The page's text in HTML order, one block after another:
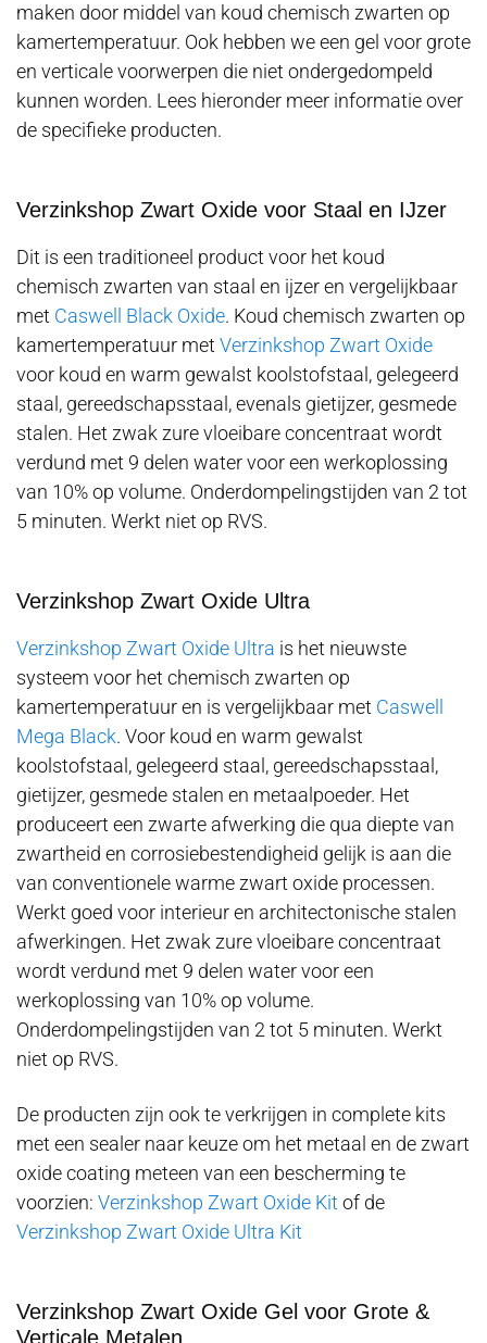
maken door middel van koud chemisch zwarten op
kamertemperatuur. Ook hebben we een gel voor grote
en verticale voorwerpen die niet ondergedompeld
kunnen worden. Lees hieronder meer informatie over
de specifieke producten.
Verzinkshop Zwart Oxide voor Staal en IJzer
Dit is een traditioneel product voor het koud
chemisch zwarten van staal en ijzer en vergelijkbaar
met Caswell Black Oxide. Koud chemisch zwarten op
kamertemperatuur met Verzinkshop Zwart Oxide
voor koud en warm gewalst koolstofstaal, gelegeerd
staal, gereedschapsstaal, evenals gietijzer, gesmede
stalen. Het zwak zure vloeibare concentraat wordt
verdund met 9 delen water voor een werkoplossing
van 10% op volume. Onderdompelingstijden van 2 tot
5 minuten. Werkt niet op RVS.
Verzinkshop Zwart Oxide Ultra
Verzinkshop Zwart Oxide Ultra is het nieuwste
systeem voor het chemisch zwarten op
kamertemperatuur en is vergelijkbaar met Caswell
Mega Black. Voor koud en warm gewalst
koolstofstaal, gelegeerd staal, gereedschapsstaal,
gietijzer, gesmede stalen en metaalpoeder. Het
produceert een zwarte afwerking die qua diepte van
zwartheid en corrosiebestendigheid gelijk is aan die
van conventionele warme zwart oxide processen.
Werkt goed voor interieur en architectonische stalen
afwerkingen. Het zwak zure vloeibare concentraat
wordt verdund met 9 delen water voor een
werkoplossing van 10% op volume.
Onderdompelingstijden van 2 tot 5 minuten. Werkt
niet op RVS.
De producten zijn ook te verkrijgen in complete kits
met een sealer naar keuze om het metaal en de zwart
oxide coating meteen van een bescherming te
voorzien: Verzinkshop Zwart Oxide Kit of de
Verzinkshop Zwart Oxide Ultra Kit
Verzinkshop Zwart Oxide Gel voor Grote &
Verticale Metalen